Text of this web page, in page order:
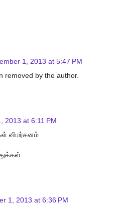
1, 2013 at 5:47 PM
removed by the author.
2013 at 6:11 PM
விமர்சனம்
1, 2013 at 6:36 PM